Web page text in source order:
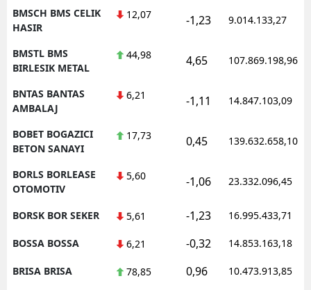
BMSCH BMS CELIK
HASIR
12,07 -1,23 9.014.133,27
BMSTL BMS
BIRLESIK METAL
44,98 4,65 107.869.198,96
BNTAS BANTAS
AMBALAJ
6,21 -1,11 14.847.103,09
BOBET BOGAZICI
BETON SANAYI
17,73 0,45 139.632.658,10
BORLS BORLEASE
OTOMOTIV
5,60 -1,06 23.332.096,45
BORSK BOR SEKER 5,61 -1,23 16.995.433,71
BOSSA BOSSA 6,21 -0,32 14.853.163,18
BRISA BRISA 78,85 0,96 10.473.913,85